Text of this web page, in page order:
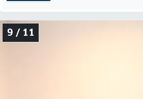
9 / 11